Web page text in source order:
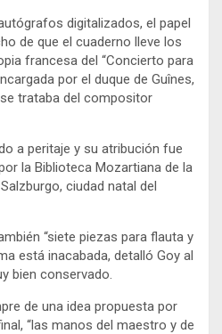
digitalizados, el papel
de que el cuaderno lleve los
francesa del “Concierto para
por el duque de Guînes,
trataba del compositor
a peritaje y su atribución fue
la Biblioteca Mozartiana de la
ciudad natal del
“siete piezas para flauta y
está inacabada, detalló Goy al
bien conservado.
de una idea propuesta por
“las manos del maestro y de